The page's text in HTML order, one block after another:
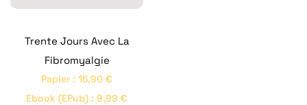
Trente Jours Avec La
Fibromyalgie
Papier : 15,90 €
Ebook (ePub) : 9,99 €